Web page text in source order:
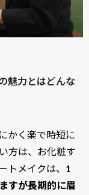
魅力とはどんな
かく楽で時短に
方は、お化粧す
トメイクは、 1
すが長期的に眉